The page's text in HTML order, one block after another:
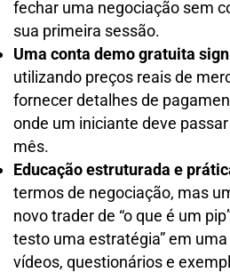
fechar uma negociação sem
sua primeira sessão.
Uma conta demo gratuita
utilizando preços reais de
fornecer detalhes de
onde um iniciante deve
mês.
Educação estruturada e
termos de negociação, mas
novo trader de “o que é um
testo uma estratégia” em
vídeos, questionários e